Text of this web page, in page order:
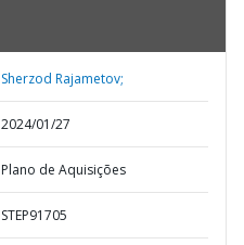
Sherzod Rajametov;
2024/01/27
Plano de Aquisições
STEP91705